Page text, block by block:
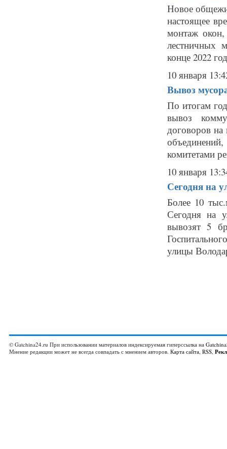
Новое
настоящее
монтаж окон,
лестничных
конце 2022
10 января
Вывоз
По итогам
вывоз
договоров на
комитетами
10 января
Сегодня на
Более 10
Сегодня на
вывозят 5
улицы
© Gatchina24.ru При использовании материалов индексируемая гиперссылка на
Мнение редакции может не всегда совпадать с мнением авторов. Карта сайта, RSS,